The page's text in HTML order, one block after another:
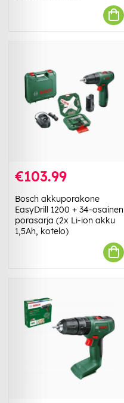
€103.99
Bosch akkuporakone
EasyDrill 1200 + 34-osainen
porasarja (2x Li-ion akku
1,5Ah, kotelo)